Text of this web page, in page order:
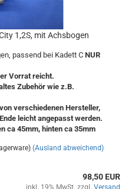
1,2S, mit Achsbogen
passend bei Kadett C NUR
Vorrat reicht.
Zubehör wie z.B.
verschiedenen Hersteller,
leicht angepasst werden.
ca 45mm, hinten ca 35mm
(Ausland abweichend)
98,50 EUR
inkl. 19% MwSt. zzgl. Versand